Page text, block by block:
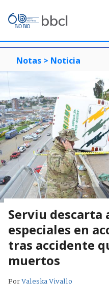
Notas > Noticia
Serviu descarta
especiales en
tras accidente
muertos
PorValeska Vivallo